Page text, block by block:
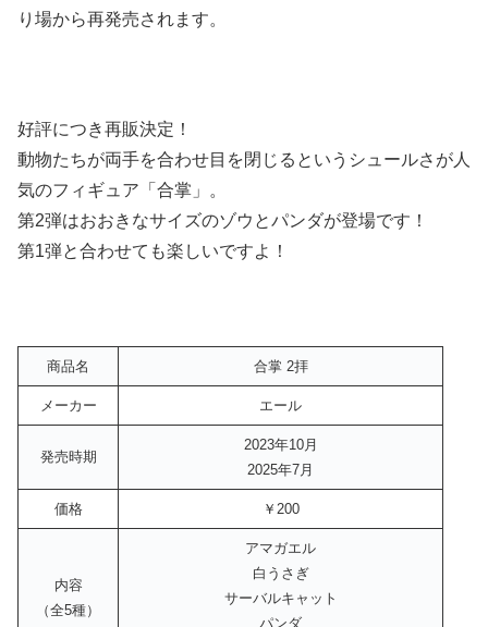
り場から再発売されます。
好評につき再販決定！
動物たちが両手を合わせ目を閉じるというシュールさが人
気のフィギュア「合掌」。
第2弾はおおきなサイズのゾウとパンダが登場です！
第1弾と合わせても楽しいですよ！
商品名 合掌 2拝
メーカー エール
発売時期
2023年10月
2025年7月
価格 ￥200
内容
（全5種）
アマガエル
白うさぎ
サーバルキャット
パンダ